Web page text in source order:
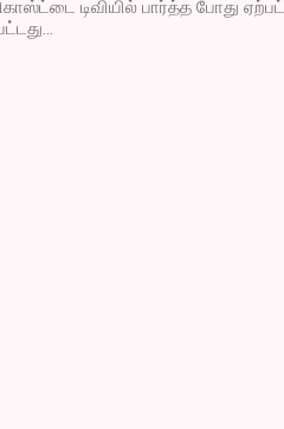
டிவியில் பார்த்த போது